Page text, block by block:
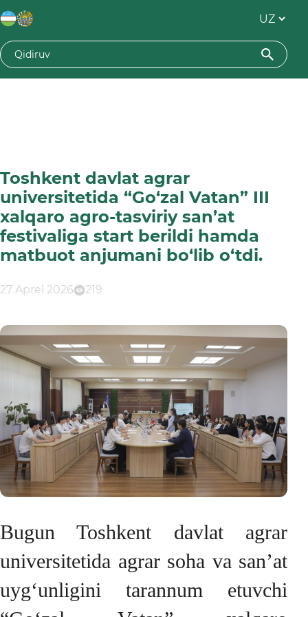
Toshkent davlat agrar
universitetida “Go‘zal Vatan” III
xalqaro agro-tasviriy san’at
festivaliga start berildi hamda
matbuot anjumani bo‘lib o‘tdi.
27 Aprel 2026 219
Bugun Toshkent davlat agrar
universitetida agrar soha va san’at
uyg‘unligini tarannum etuvchi